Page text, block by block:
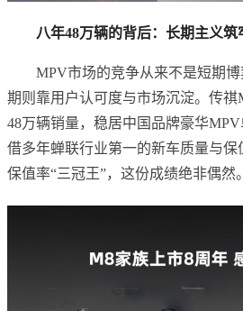
八年48万辆的背后：长期主义筑
MPV市场的竞争从来不是短期
期则靠用户认可度与市场沉淀。传
48万辆销量，稳居中国品牌豪华
借多年蝉联行业第一的新车质量与保
保值率“三冠王”，这份成绩绝非偶然。